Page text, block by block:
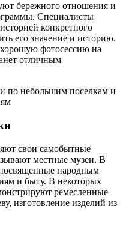
бережного отношения и
Специалисты
конкретного
его значение и историю.
фотосессию на
отличным
свои самобытные
местные музеи. В
народным
и быту. В некоторых
ремесленные
изготовление изделий из